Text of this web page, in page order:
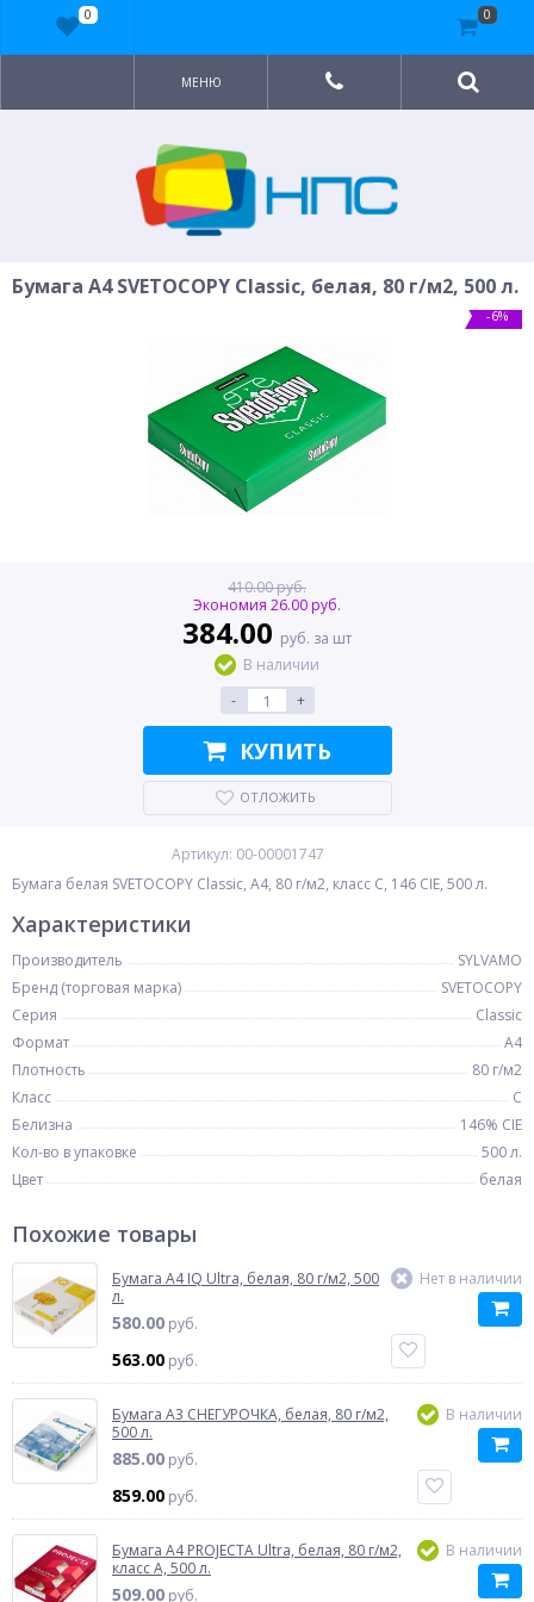
МЕНЮ
Бумага A4 SVETOCOPY Classic, белая, 80 г/м2, 500 л.
-6%
410.00 руб.
Экономия 26.00 руб.
384.00 руб. за шт
В наличии
-
+
КУПИТЬ
ОТЛОЖИТЬ
Артикул: 00-00001747
Бумага белая SVETOCOPY Classic, A4, 80 г/м2, класс C, 146 CIE, 500 л.
Характеристики
Производитель
SYLVAMO
Бренд (торговая марка)
SVETOCOPY
Серия
Classic
Формат
A4
Плотность
80 г/м2
Класс
C
Белизна
146% CIE
Кол-во в упаковке
500 л.
Цвет
белая
Похожие товары
Бумага A4 IQ Ultra, белая, 80 г/м2, 500
л.
580.00 руб.
563.00 руб.
Нет в наличии
Бумага A3 СНЕГУРОЧКА, белая, 80 г/м2,
500 л.
885.00 руб.
859.00 руб.
В наличии
Бумага A4 PROJECTA Ultra, белая, 80 г/м2,
класс A, 500 л.
509.00 руб.
В наличии
0 0